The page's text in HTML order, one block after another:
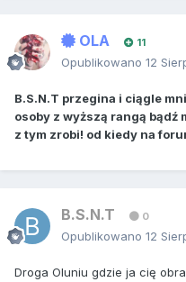
OLA 11
Opublikowano 12
B.S.N.T przegina i ciągle
osoby z wyższą rangą
z tym zrobi! od kiedy na
B.S.N.T 0
Opublikowano 12
Droga Oluniu gdzie ja cię